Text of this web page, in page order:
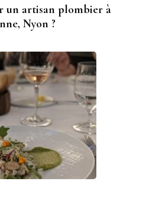
un artisan plombier à
Nyon ?